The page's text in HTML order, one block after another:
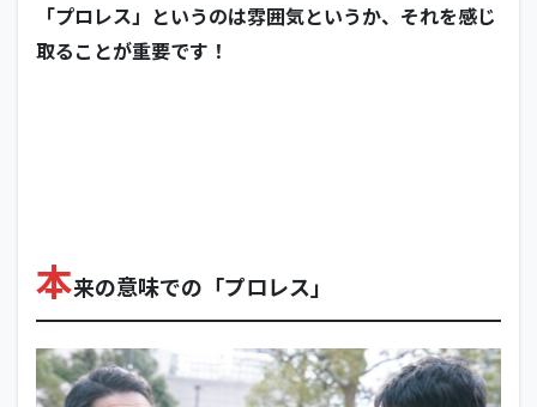
「プロレス」というのは雰囲気というか、それを感じ
取ることが重要です！
本来の意味での「プロレス」